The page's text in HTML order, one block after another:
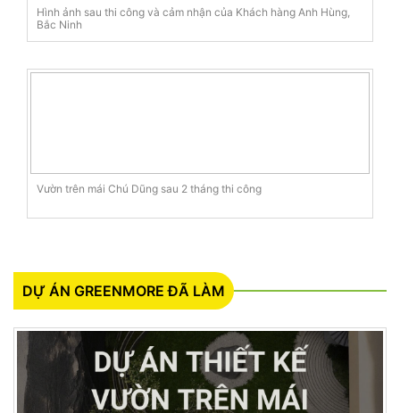
Hình ảnh sau thi công và cảm nhận của Khách hàng Anh Hùng,
Bắc Ninh
Vườn trên mái Chú Dũng sau 2 tháng thi công
DỰ ÁN GREENMORE ĐÃ LÀM